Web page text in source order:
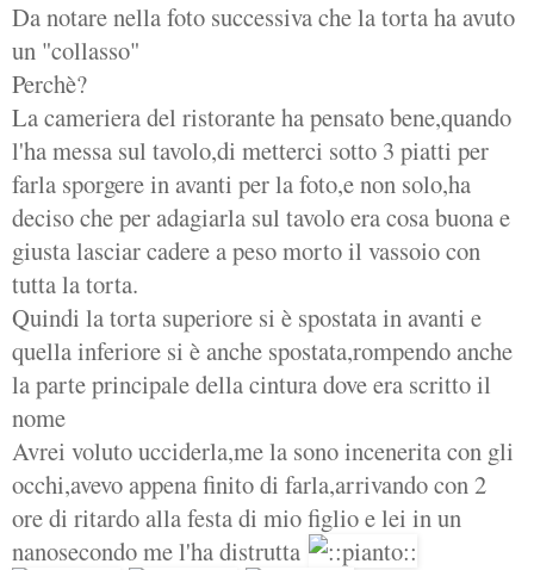
Da notare nella foto successiva che la torta ha avuto
un "collasso"
Perchè?
La cameriera del ristorante ha pensato bene,quando
l'ha messa sul tavolo,di metterci sotto 3 piatti per
farla sporgere in avanti per la foto,e non solo,ha
deciso che per adagiarla sul tavolo era cosa buona e
giusta lasciar cadere a peso morto il vassoio con
tutta la torta.
Quindi la torta superiore si è spostata in avanti e
quella inferiore si è anche spostata,rompendo anche
la parte principale della cintura dove era scritto il
nome
Avrei voluto ucciderla,me la sono incenerita con gli
occhi,avevo appena finito di farla,arrivando con 2
ore di ritardo alla festa di mio figlio e lei in un
nanosecondo me l'ha distrutta